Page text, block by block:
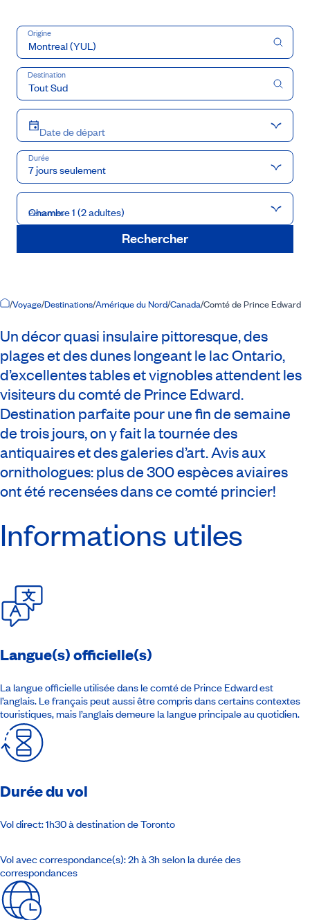
Origine
Destination
Date de départ
7 jours seulement
Durée
Personnes
Chambre 1 (2 adultes)
Rechercher
Accueil
/Voyage/Destinations/Amérique du Nord/Canada/Comté de Prince Edward
Un décor quasi insulaire pittoresque, des
plages et des dunes longeant le lac Ontario,
d’excellentes tables et vignobles attendent les
visiteurs du comté de Prince Edward.
Destination parfaite pour une fin de semaine
de trois jours, on y fait la tournée des
antiquaires et des galeries d’art. Avis aux
ornithologues: plus de 300 espèces aviaires
ont été recensées dans ce comté princier!
Informations utiles
Langue(s) officielle(s)
La langue officielle utilisée dans le comté de Prince Edward est
l’anglais. Le français peut aussi être compris dans certains contextes
touristiques, mais l’anglais demeure la langue principale au quotidien.
Durée du vol
Vol direct: 1h30 à destination de Toronto
Vol avec correspondance(s): 2h à 3h selon la durée des
correspondances